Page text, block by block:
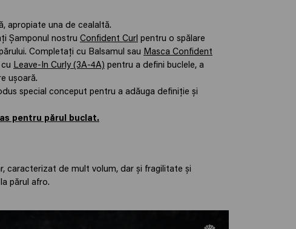
apropiate una de cealaltă.
Șamponul nostru Confident Curl pentru o spălare
Completați cu Balsamul sau Masca Confident
Leave-In Curly (3A-4A) pentru a defini buclele, a
ușoară.
special conceput pentru a adăuga definiție și
pentru părul buclat.
caracterizat de mult volum, dar și fragilitate și
părul afro.